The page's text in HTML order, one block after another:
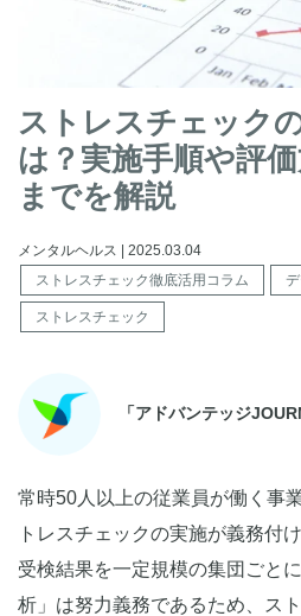
ストレスチェック
は？実施手順や評
までを解説
メンタルヘルス | 2025.03.04
ストレスチェック徹底活用コラム
ストレスチェック
「アドバンテッジ
常時50人以上の従業員が働く事
トレスチェックの実施が義務付
受検結果を一定規模の集団ごと
析」は努力義務であるため、ス